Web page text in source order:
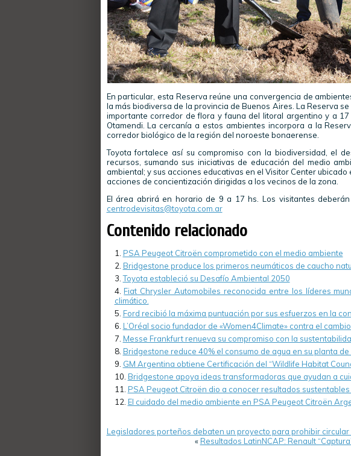
En particular, esta Reserva reúne una convergencia de
la más biodiversa de la provincia de Buenos Aires. La Reserva
importante corredor de flora y fauna del litoral argentino y a
Otamendi. La cercanía a estos ambientes incorpora a la
corredor biológico de la región del noroeste bonaerense.
Toyota fortalece así su compromiso con la biodiversidad, el
recursos, sumando sus iniciativas de educación del medio
ambiental; y sus acciones educativas en el Visitor Center
acciones de concientización dirigidas a los vecinos de la zona.
El área abrirá en horario de 9 a 17 hs. Los visitantes
centrodevisitas@toyota.com.ar
Contenido relacionado
PSA Peugeot Citroën comprometido con el medio ambiente
Bridgestone produce los primeros neumáticos de caucho
Toyota estableció su Desafío Ambiental 2050
Fiat Chrysler Automobiles reconocida entre los líderes
climático.
Ford recibió la máxima puntuación por sus esfuerzos en la
L’Oréal socio fundador de «Women4Climate» contra el
Messe Frankfurt renueva su compromiso con la
Bridgestone reduce 40% el consumo de agua en su planta de
GM Argentina obtiene Certificación del “Wildlife Habitat
Bridgestone apoya ideas transformadoras que ayudan a
PSA Peugeot Citroën dio a conocer resultados sustentables
El cuidado del medio ambiente en PSA Peugeot Citroën
Legisladores porteños debaten un proyecto para prohibir circular
«Resultados LatinNCAP: Renault